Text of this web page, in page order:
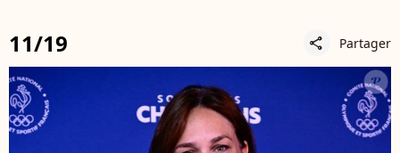
11/19 share Partager